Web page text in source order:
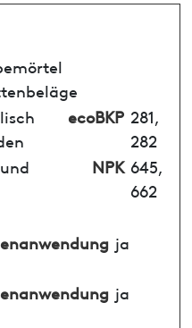
ecoBKP 281,
282
NPK 645,
662
ja
ja